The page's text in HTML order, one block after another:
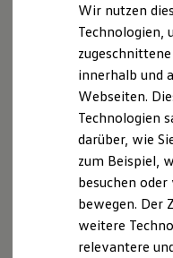
ID.
Reichweite
Laden
Laden
Laden
Sicherheit
Garantie
Wir nutzen
Technologien,
innerhalb und
Webseiten.
Technologien
darüber, wie
zum Beispiel,
besuchen oder
bewegen. Der
weitere
relevantere